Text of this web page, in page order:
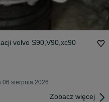
volvo S90,V90,xc90
06 sierpnia 2026
Zobacz więcej